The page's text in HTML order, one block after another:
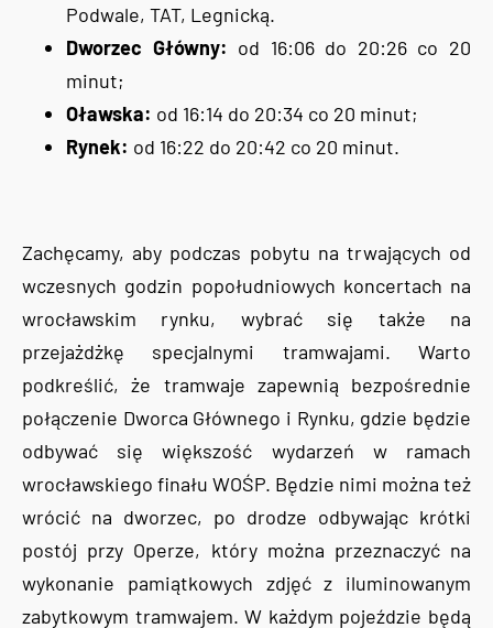
Podwale, TAT, Legnicką.
Dworzec Główny: od 16:06 do 20:26 co 20
minut;
Oławska: od 16:14 do 20:34 co 20 minut;
Rynek: od 16:22 do 20:42 co 20 minut.
Zachęcamy, aby podczas pobytu na trwających od
wczesnych godzin popołudniowych koncertach na
wrocławskim rynku, wybrać się także na
przejażdżkę specjalnymi tramwajami. Warto
podkreślić, że tramwaje zapewnią bezpośrednie
połączenie Dworca Głównego i Rynku, gdzie będzie
odbywać się większość wydarzeń w ramach
wrocławskiego finału WOŚP. Będzie nimi można też
wrócić na dworzec, po drodze odbywając krótki
postój przy Operze, który można przeznaczyć na
wykonanie pamiątkowych zdjęć z iluminowanym
zabytkowym tramwajem. W każdym pojeździe będą